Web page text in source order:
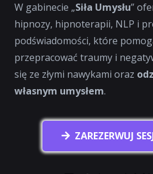
W gabinecie „Siła Umysłu”
hipnozy, hipnoterapii, NLP i
podświadomości, które
przepracować traumy i
się ze złymi nawykami oraz
własnym umysłem.
ZAREZERWUJ